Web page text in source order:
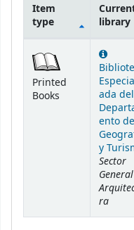
Item
type
library
Printed
Books
ada del
ento de
y
Sector
General
ra